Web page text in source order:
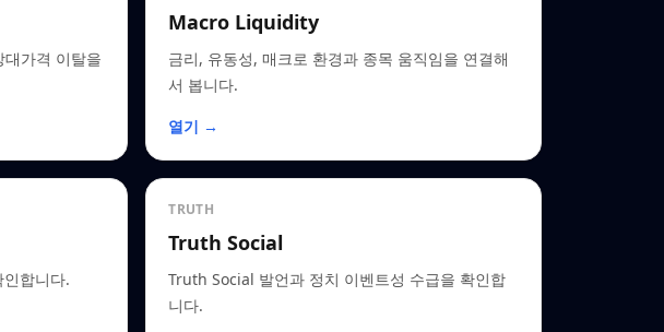
대가격 이탈을
Macro Liquidity
금리, 유동성, 매크로 환경과 종목 움직임을 연결해
서 봅니다.
열기 →
합니다.
TRUTH
Truth Social
Truth Social 발언과 정치 이벤트성 수급을 확인합
니다.